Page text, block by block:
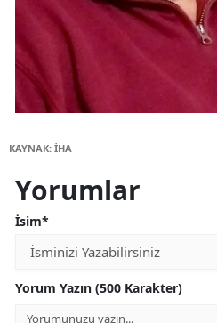
KAYNAK: İHA
Yorumlar
İsim*
Yorum Yazın (500 Karakter)